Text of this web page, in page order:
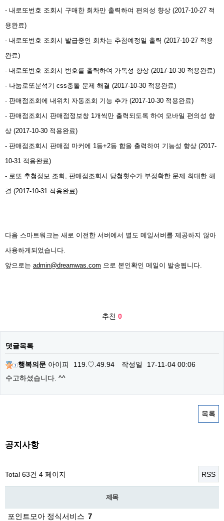
- 내로또번호 조회시 구매한 회차만 출력하여 편의성 향상 (2017-10-27 적
용완료)
- 내로또번호 조회시 발급중인 회차는 추첨예정일 출력 (2017-10-27 적용
완료)
- 내로또번호 조회시 번호를 출력하여 가독성 향상 (2017-10-30 적용완료)
- 나눔로또분석기 css충돌 문제 해결 (2017-10-30 적용완료)
- 판매점조회에 내위치 자동조회 기능 추가 (2017-10-30 적용완료)
- 판매점조회시 판매점정보창 1개씩만 출력되도록 하여 모바일 편의성 향
상 (2017-10-30 적용완료)
- 판매점조회시 판매점 마커에 1등+2등 합을 출력하여 기능성 향상 (2017-
10-31 적용완료)
- 로또 추첨정보 조회, 판매점조회시 당첨횟수가 부정확한 문제 최대한 해
결 (2017-10-31 적용완료)
다음 스마트워크는 새로 이전한 서버에서 별도 메일서버를 제공하지 않아
사용하게되었습니다.
앞으로는 admin@dreamwas.com 으로 본인확인 메일이 발송됩니다.
추천 0
댓글목록
행복의문 아이피 119.♡.49.94 작성일
17-11-04 00:06
수고하셨습니다. ^^
목록
공지사항
Total 63건 4 페이지 RSS
제목
포인트모아 정식서비스 7